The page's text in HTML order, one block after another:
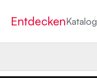
EntdeckenKatalog